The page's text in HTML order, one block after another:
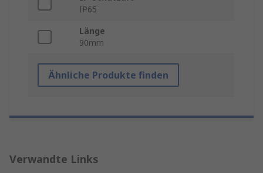
IP65
Länge
90mm
Ähnliche Produkte finden
Verwandte Links